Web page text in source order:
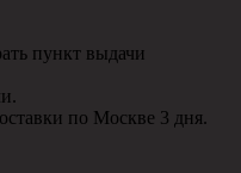
пункт выдачи
по Москве 3 дня.